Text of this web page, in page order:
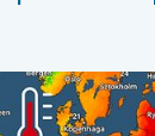
nadzwyczaj